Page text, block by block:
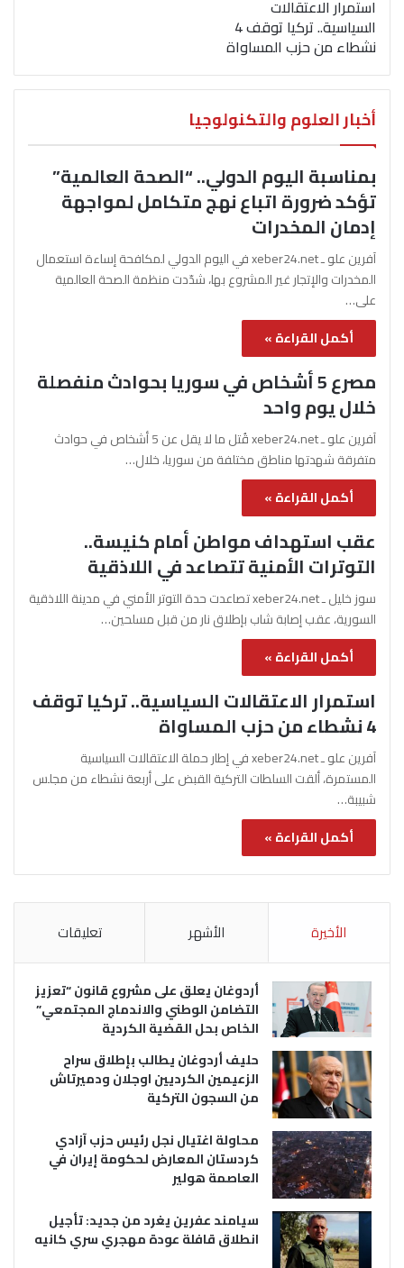
استمرار الاعتقالات
السياسية.. تركيا توقف 4
نشطاء من حزب المساواة
أخبار العلوم والتكنولوجيا
بمناسبة اليوم الدولي.. “الصحة العالمية”
تؤكد ضرورة اتباع نهج متكامل لمواجهة
إدمان المخدرات
آفرين علو ـ xeber24.net في اليوم الدولي لمكافحة إساءة استعمال
المخدرات والإتجار غير المشروع بها، شدّدت منظمة الصحة العالمية
على…
أكمل القراءة »
مصرع 5 أشخاص في سوريا بحوادث منفصلة
خلال يوم واحد
آفرين علو ـ xeber24.net قُتل ما لا يقل عن 5 أشخاص في حوادث
متفرقة شهدتها مناطق مختلفة من سوريا، خلال…
أكمل القراءة »
عقب استهداف مواطن أمام كنيسة..
التوترات الأمنية تتصاعد في اللاذقية
سوز خليل ـ xeber24.net تصاعدت حدة التوتر الأمني في مدينة اللاذقية
السورية، عقب إصابة شاب بإطلاق نار من قبل مسلحين…
أكمل القراءة »
استمرار الاعتقالات السياسية.. تركيا توقف
4 نشطاء من حزب المساواة
آفرين علو ـ xeber24.net في إطار حملة الاعتقالات السياسية
المستمرة، ألقت السلطات التركية القبض على أربعة نشطاء من مجلس
شبيبة…
أكمل القراءة »
الأخيرة الأشهر تعليقات
أردوغان يعلق على مشروع قانون “تعزيز
التضامن الوطني والاندماج المجتمعي”
الخاص بحل القضية الكردية
حليف أردوغان يطالب بإطلاق سراح
الزعيمين الكرديين اوجلان ودميرتاش
من السجون التركية
محاولة اغتيال نجل رئيس حزب آزادي
كردستان المعارض لحكومة إيران في
العاصمة هولير
سيامند عفرين يغرد من جديد: تأجيل
انطلاق قافلة عودة مهجري سري كانيه